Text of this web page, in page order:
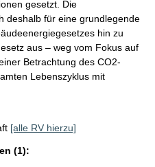
gesetzt. Die
deshalb für eine grundlegende
hin zu
aus – weg vom Fokus auf
Betrachtung des CO2-
Lebenszyklus mit
[alle RV hierzu]
(1):